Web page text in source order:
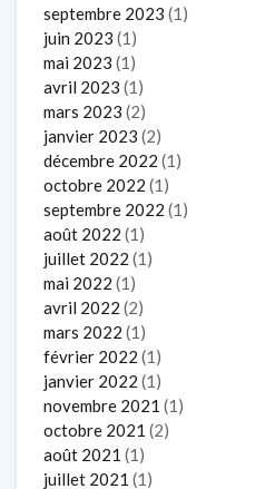
septembre 2023 (1)
juin 2023 (1)
mai 2023 (1)
avril 2023 (1)
mars 2023 (2)
janvier 2023 (2)
décembre 2022 (1)
octobre 2022 (1)
septembre 2022 (1)
août 2022 (1)
juillet 2022 (1)
mai 2022 (1)
avril 2022 (2)
mars 2022 (1)
février 2022 (1)
janvier 2022 (1)
novembre 2021 (1)
octobre 2021 (2)
août 2021 (1)
juillet 2021 (1)